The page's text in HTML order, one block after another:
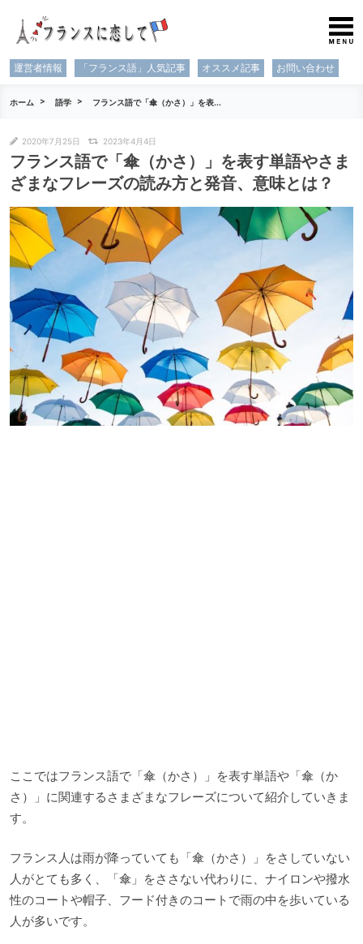
運営者情報 「フランス語」人気記事 オススメ記事 お問い合わせ
ホーム 語学 フランス語で「傘（かさ）」を表...
2020年7月25日 2023年4月4日
フランス語で「傘（かさ）」を表す単語やさま
ざまなフレーズの読み方と発音、意味とは？
ここではフランス語で「傘（かさ）」を表す単語や「傘（か
さ）」に関連するさまざまなフレーズについて紹介していきま
す。
フランス人は雨が降っていても「傘（かさ）」をさしていない
人がとても多く、「傘」をささない代わりに、ナイロンや撥水
性のコートや帽子、フード付きのコートで雨の中を歩いている
人が多いです。